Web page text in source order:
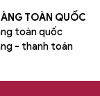
TOÀN QUỐC
toàn quốc
- thanh toán